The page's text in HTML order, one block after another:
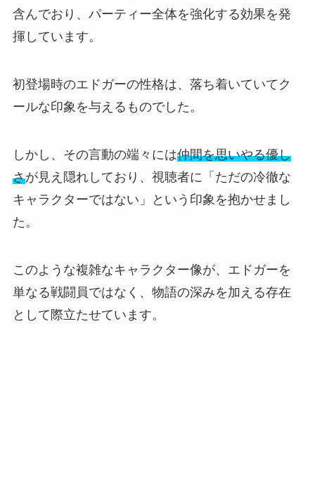
含んでおり、パーティー全体を強化する効果を発
揮しています。
初登場時のエドガーの性格は、落ち着いていてク
ールな印象を与えるものでした。
しかし、その言動の端々には仲間を思いやる優し
さが見え隠れしており、視聴者に「ただの冷徹な
キャラクターではない」という印象を抱かせまし
た。
このような複雑なキャラクター像が、エドガーを
単なる戦闘員ではなく、物語の深みを加える存在
として際立たせています。